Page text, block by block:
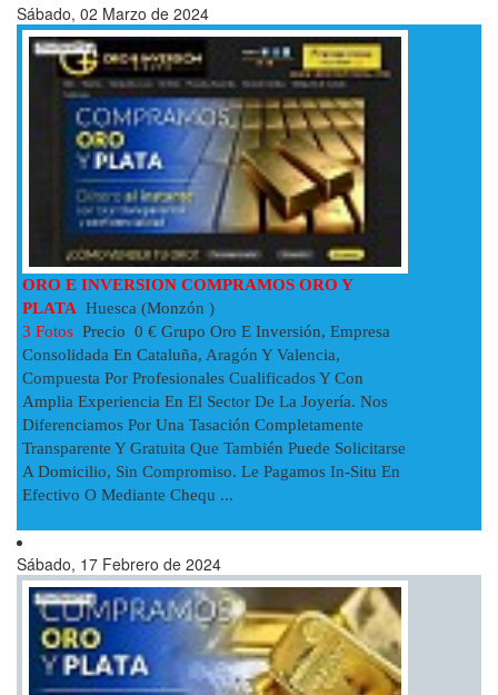
Sábado, 02 Marzo de 2024
ORO E INVERSION COMPRAMOS ORO Y
PLATA Huesca (Monzón )
3 Fotos Precio 0 € Grupo Oro E Inversión, Empresa
Consolidada En Cataluña, Aragón Y Valencia,
Compuesta Por Profesionales Cualificados Y Con
Amplia Experiencia En El Sector De La Joyería. Nos
Diferenciamos Por Una Tasación Completamente
Transparente Y Gratuita Que También Puede Solicitarse
A Domicilio, Sin Compromiso. Le Pagamos In-Situ En
Efectivo O Mediante Chequ ...
Sábado, 17 Febrero de 2024